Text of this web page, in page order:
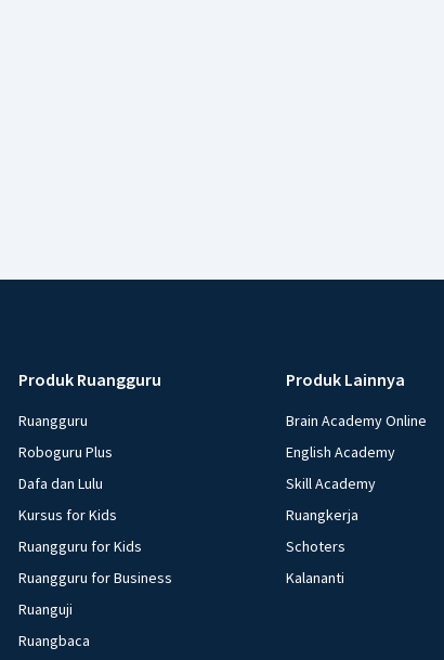
Produk Ruangguru
Ruangguru
Roboguru Plus
Dafa dan Lulu
Kursus for Kids
Ruangguru for Kids
Ruangguru for Business
Ruanguji
Ruangbaca
Produk Lainnya
Brain Academy Online
English Academy
Skill Academy
Ruangkerja
Schoters
Kalananti